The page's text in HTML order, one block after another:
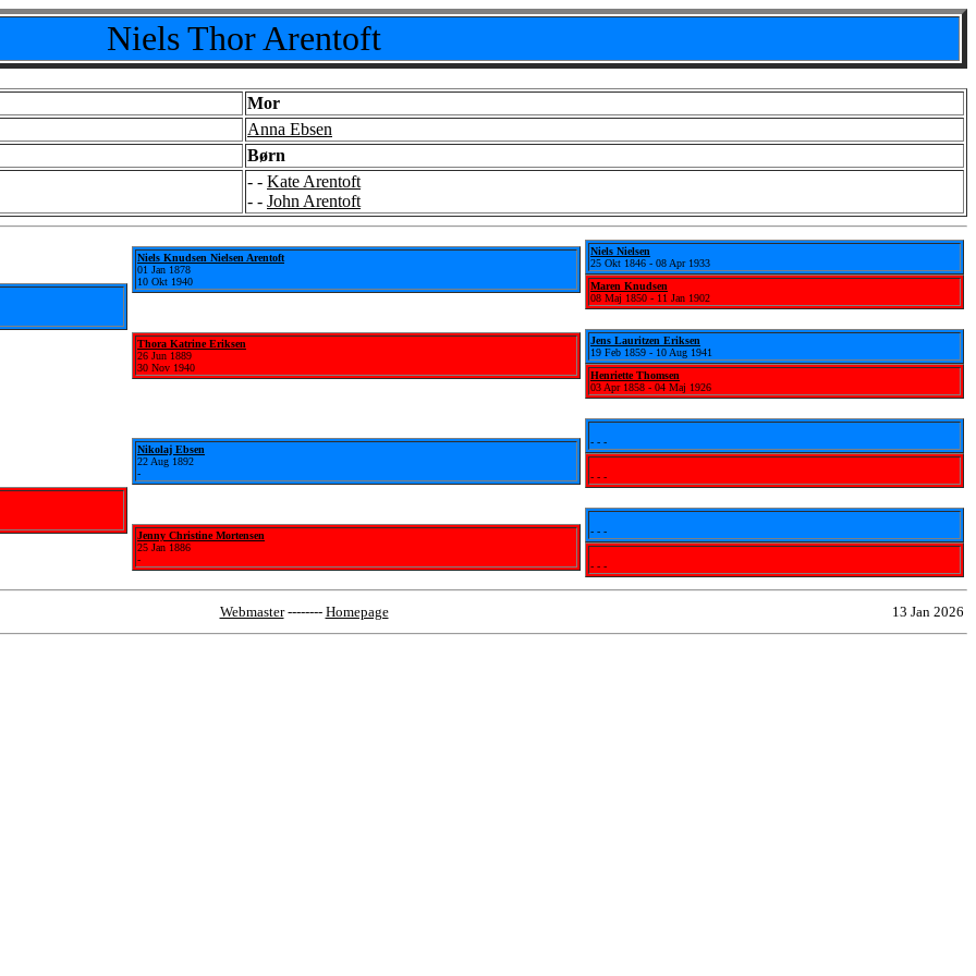
Niels Thor Arentoft
Mor
Anna Ebsen
Børn
- - Kate Arentoft
- - John Arentoft
Niels Knudsen Nielsen Arentoft
01 Jan 1878
10 Okt 1940
Thora Katrine Eriksen
26 Jun 1889
30 Nov 1940
Nikolaj Ebsen
22 Aug 1892
-
Jenny Christine Mortensen
25 Jan 1886
-
Niels Nielsen
25 Okt 1846 - 08 Apr 1933
Maren Knudsen
08 Maj 1850 - 11 Jan 1902
Jens Lauritzen Eriksen
19 Feb 1859 - 10 Aug 1941
Henriette Thomsen
03 Apr 1858 - 04 Maj 1926
- - -
- - -
- - -
- - -
Webmaster-------- Homepage 13 Jan 2026